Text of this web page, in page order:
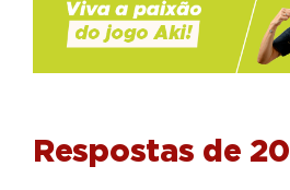
Respostas de 20